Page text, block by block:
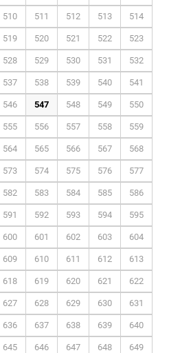
510 511 512 513 514
519 520 521 522 523
528 529 530 531 532
537 538 539 540 541
546 547 548 549 550
555 556 557 558 559
564 565 566 567 568
573 574 575 576 577
582 583 584 585 586
591 592 593 594 595
600 601 602 603 604
609 610 611 612 613
618 619 620 621 622
627 628 629 630 631
636 637 638 639 640
645 646 647 648 649